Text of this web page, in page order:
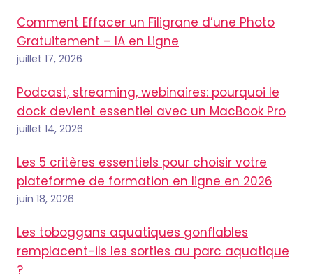
Comment Effacer un Filigrane d’une Photo
Gratuitement – IA en Ligne
juillet 17, 2026
Podcast, streaming, webinaires: pourquoi le
dock devient essentiel avec un MacBook Pro
juillet 14, 2026
Les 5 critères essentiels pour choisir votre
plateforme de formation en ligne en 2026
juin 18, 2026
Les toboggans aquatiques gonflables
remplacent-ils les sorties au parc aquatique
?